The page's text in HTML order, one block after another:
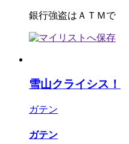
銀行強盗はＡＴＭで
雪山クライシス！
ガテン
ガテン